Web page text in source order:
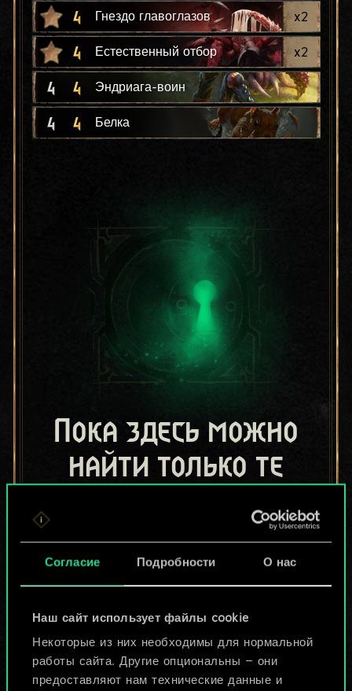
Согласие Подробности О нас
Наш сайт использует файлы cookie
Некоторые из них необходимы для нормальной
работы сайта. Другие опциональны — они
предоставляют нам технические данные и
4 Гнездо главоглазов x2
4 Естественный отбор x2
4 4 Эндриага-воин
4 4 Белка
Пока здесь можно
найти только те
поделились другие
игроки.
больше!